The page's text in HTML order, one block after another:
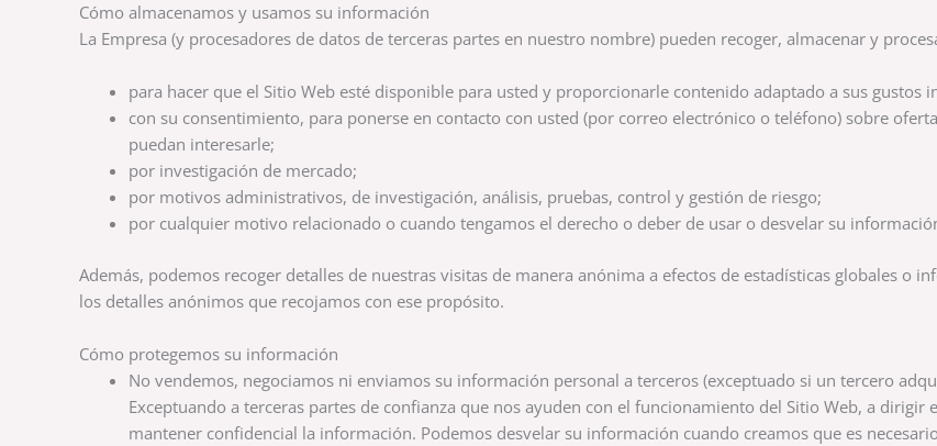
Cómo almacenamos y usamos su información
La Empresa (y procesadores de datos de terceras partes en nuestro nombre) pueden recoger, almacenar y
para hacer que el Sitio Web esté disponible para usted y proporcionarle contenido adaptado a sus gustos
con su consentimiento, para ponerse en contacto con usted (por correo electrónico o teléfono) sobre
puedan interesarle;
por investigación de mercado;
por motivos administrativos, de investigación, análisis, pruebas, control y gestión de riesgo;
por cualquier motivo relacionado o cuando tengamos el derecho o deber de usar o desvelar su
Además, podemos recoger detalles de nuestras visitas de manera anónima a efectos de estadísticas globales o
los detalles anónimos que recojamos con ese propósito.
Cómo protegemos su información
No vendemos, negociamos ni enviamos su información personal a terceros (exceptuado si un tercero
Exceptuando a terceras partes de confianza que nos ayuden con el funcionamiento del Sitio Web, a
mantener confidencial la información. Podemos desvelar su información cuando creamos que es